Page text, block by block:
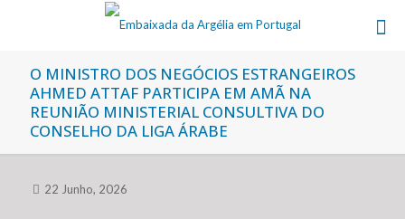
O MINISTRO DOS NEGÓCIOS ESTRANGEIROS
AHMED ATTAF PARTICIPA EM AMÃ NA
REUNIÃO MINISTERIAL CONSULTIVA DO
CONSELHO DA LIGA ÁRABE
22 Junho, 2026